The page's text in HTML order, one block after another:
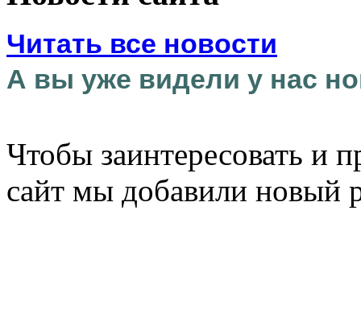
Читать все новости
А вы уже видели у нас
Чтобы заинтересовать и
сайт мы добавили новый